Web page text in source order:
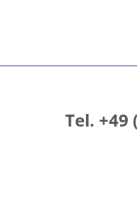
Tel. +49